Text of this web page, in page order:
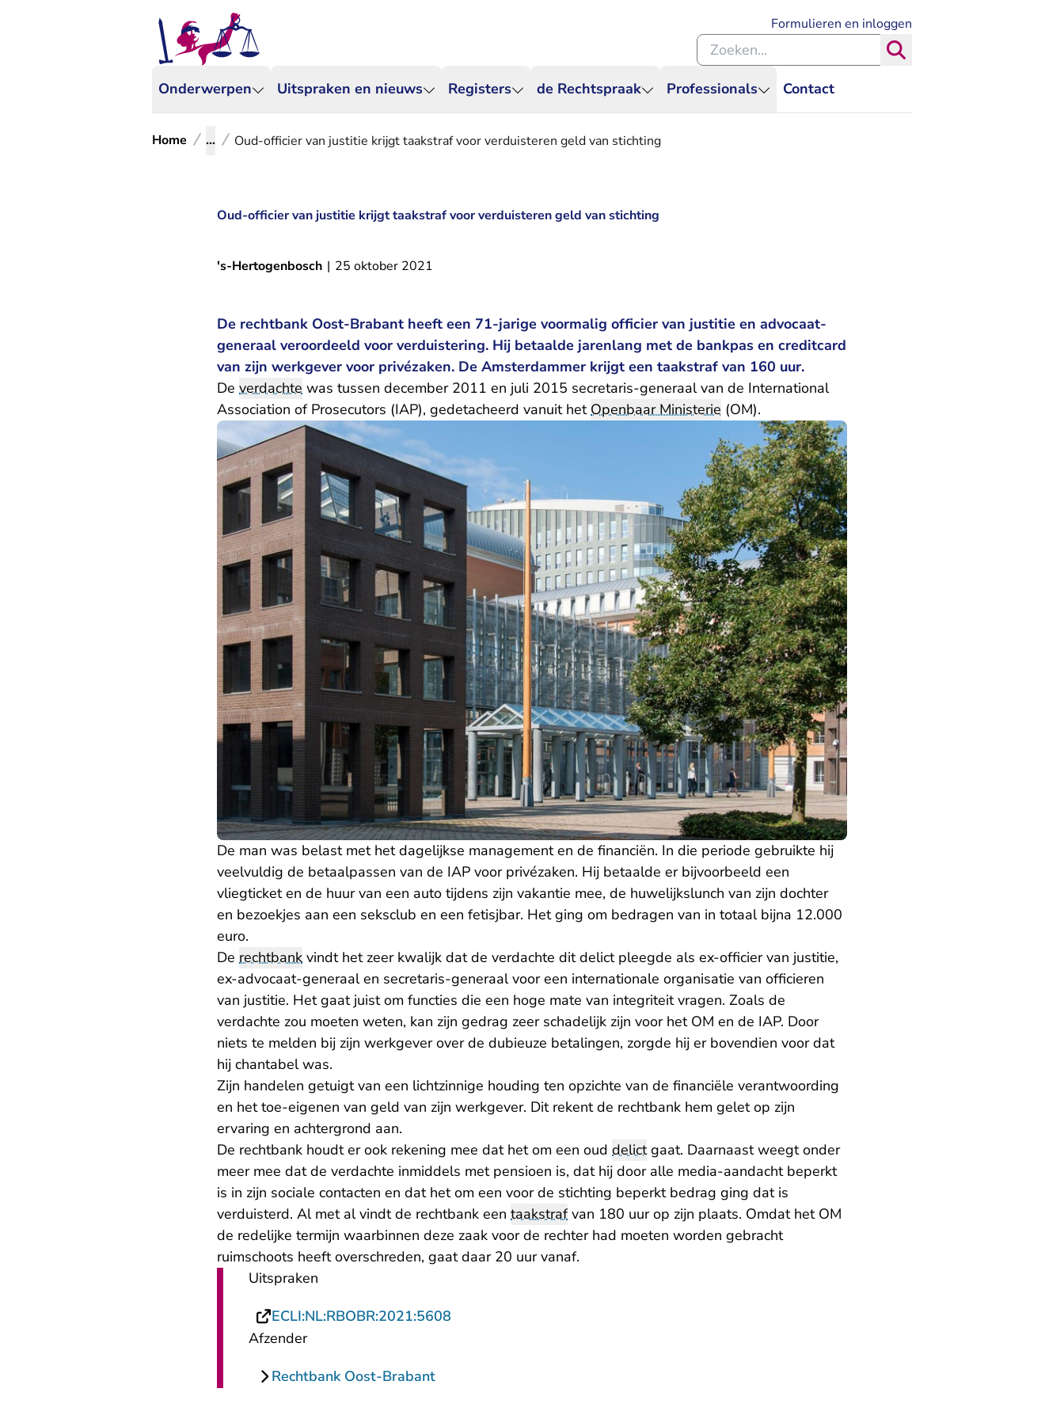
Onderwerpen Uitspraken en nieuws Registers de Rechtspraak Professionals Contact
Formulieren en inloggen
Zoeken binnen de Rechtspraak
Home ... Oud-officier van justitie krijgt taakstraf voor verduisteren geld van stichting
Oud-officier van justitie krijgt taakstraf voor verduisteren geld van stichting
's-Hertogenbosch | 25 oktober 2021
De rechtbank Oost-Brabant heeft een 71-jarige voormalig officier van justitie en advocaat-
generaal veroordeeld voor verduistering. Hij betaalde jarenlang met de bankpas en creditcard
van zijn werkgever voor privézaken. De Amsterdammer krijgt een taakstraf van 160 uur.
De verdachte was tussen december 2011 en juli 2015 secretaris-generaal van de International
Association of Prosecutors (IAP), gedetacheerd vanuit hetOpenbaar Ministerie (OM).
De man was belast met het dagelijkse management en de financiën. In die periode gebruikte hij
veelvuldig de betaalpassen van de IAP voor privézaken. Hij betaalde er bijvoorbeeld een
vliegticket en de huur van een auto tijdens zijn vakantie mee, de huwelijkslunch van zijn dochter
en bezoekjes aan een seksclub en een fetisjbar. Het ging om bedragen van in totaal bijna 12.000
euro.
De rechtbank vindt het zeer kwalijk dat de verdachte dit delict pleegde als ex-officier van justitie,
ex-advocaat-generaal en secretaris-generaal voor een internationale organisatie van officieren
van justitie. Het gaat juist om functies die een hoge mate van integriteit vragen. Zoals de
verdachte zou moeten weten, kan zijn gedrag zeer schadelijk zijn voor het OM en de IAP. Door
niets te melden bij zijn werkgever over de dubieuze betalingen, zorgde hij er bovendien voor dat
hij chantabel was.
Zijn handelen getuigt van een lichtzinnige houding ten opzichte van de financiële verantwoording
en het toe-eigenen van geld van zijn werkgever. Dit rekent de rechtbank hem gelet op zijn
ervaring en achtergrond aan.
De rechtbank houdt er ook rekening mee dat het om een oud delictgaat. Daarnaast weegt onder
meer mee dat de verdachte inmiddels met pensioen is, dat hij door alle media-aandacht beperkt
is in zijn sociale contacten en dat het om een voor de stichting beperkt bedrag ging dat is
verduisterd. Al met al vindt de rechtbank een taakstrafvan 180 uur op zijn plaats. Omdat het OM
de redelijke termijn waarbinnen deze zaak voor de rechter had moeten worden gebracht
ruimschoots heeft overschreden, gaat daar 20 uur vanaf.
Uitspraken
ECLI:NL:RBOBR:2021:5608
Afzender
Rechtbank Oost-Brabant